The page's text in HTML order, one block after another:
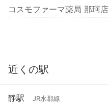
コスモファーマ薬局 那珂店
近くの駅
静駅 JR水郡線